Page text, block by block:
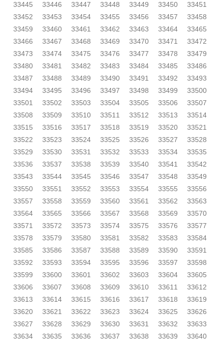
33445
33446 33447 33448 33449 33450
33451
33452
33453 33454 33455 33456 33457
33458
33459
33460 33461 33462 33463 33464
33465
33466
33467 33468 33469 33470 33471
33472
33473
33474 33475 33476 33477 33478
33479
33480
33481 33482 33483 33484 33485
33486
33487
33488 33489 33490 33491 33492
33493
33494
33495 33496 33497 33498 33499
33500
33501
33502 33503 33504 33505 33506
33507
33508
33509 33510 33511 33512 33513
33514
33515
33516 33517 33518 33519 33520
33521
33522
33523 33524 33525 33526 33527
33528
33529
33530 33531 33532 33533 33534
33535
33536
33537 33538 33539 33540 33541
33542
33543
33544 33545 33546 33547 33548
33549
33550
33551 33552 33553 33554 33555
33556
33557
33558 33559 33560 33561 33562
33563
33564
33565 33566 33567 33568 33569
33570
33571
33572 33573 33574 33575 33576
33577
33578
33579 33580 33581 33582 33583
33584
33585
33586 33587 33588 33589 33590
33591
33592
33593 33594 33595 33596 33597
33598
33599
33600 33601 33602 33603 33604
33605
33606
33607 33608 33609 33610 33611
33612
33613
33614 33615 33616 33617 33618
33619
33620
33621 33622 33623 33624 33625
33626
33627
33628 33629 33630 33631 33632
33633
33634
33635 33636 33637 33638 33639
33640